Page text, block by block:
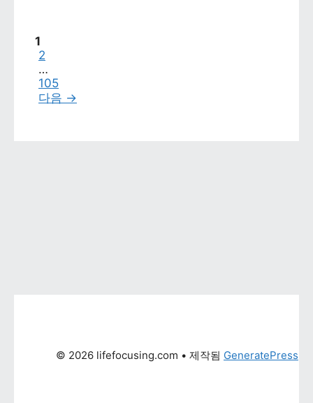
페이지
1
페이지
2
…
페이지
105
다음 →
© 2026 lifefocusing.com • 제작됨 GeneratePress